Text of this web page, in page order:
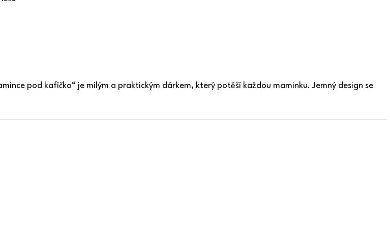
pod kafíčko“ je milým a praktickým dárkem, který potěší každou maminku. Jemný design se